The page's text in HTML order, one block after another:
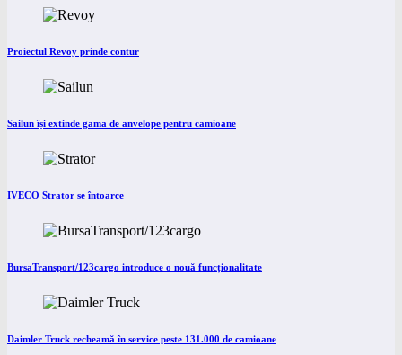
Proiectul Revoy prinde contur
Sailun își extinde gama de anvelope pentru camioane
IVECO Strator se întoarce
BursaTransport/123cargo introduce o nouă funcționalitate
Daimler Truck recheamă în service peste 131.000 de camioane